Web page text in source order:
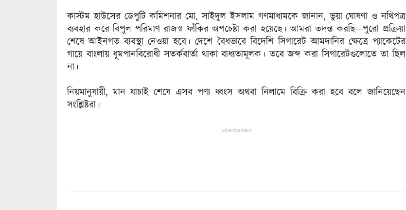
কাস্টম হাউসের ডেপুটি কমিশনার মো. সাইদুল ইসলাম গণমাধ্যমকে জানান, ভুয়া ঘোষণা ও নথিপত্র
ব্যবহার করে বিপুল পরিমাণ রাজস্ব ফাঁকির অপচেষ্টা করা হয়েছে। আমরা তদন্ত করছি—পুরো প্রক্রিয়া
শেষে আইনগত ব্যবস্থা নেওয়া হবে। দেশে বৈধভাবে বিদেশি সিগারেট আমদানির ক্ষেত্রে প্যাকেটের
গায়ে বাংলায় ধূমপানবিরোধী সতর্কবার্তা থাকা বাধ্যতামূলক। তবে জব্দ করা সিগারেটগুলোতে তা ছিল
না।
নিয়মানুযায়ী, মান যাচাই শেষে এসব পণ্য ধ্বংস অথবা নিলামে বিক্রি করা হবে বলে জানিয়েছেন
সংশ্লিষ্টরা।
Advertisement